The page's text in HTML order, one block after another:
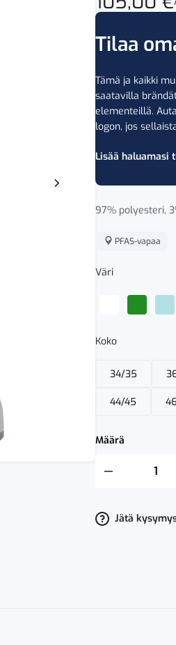
Tilaa
Tämä ja kaikki
saatavilla
elementeillä.
logon, jos
Lisää haluamasi
97% polyesteri,
PFAS-vapaa
Väri
Koko
34/35
44/45
Määrä
Fristads
Xr50
määräJätä